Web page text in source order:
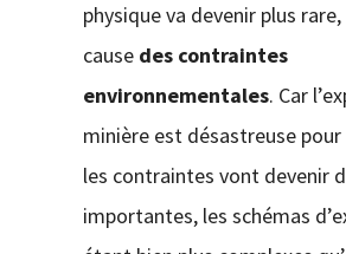
physique va devenir plus
cause des contraintes
environnementales. Car
minière est désastreuse
les contraintes vont devenir
importantes, les schémas